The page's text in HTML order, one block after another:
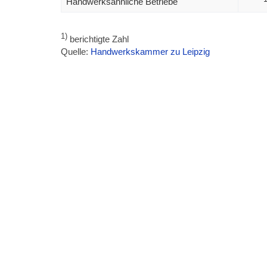
1) berichtigte Zahl
Quelle: Handwerkskammer zu Leipzig